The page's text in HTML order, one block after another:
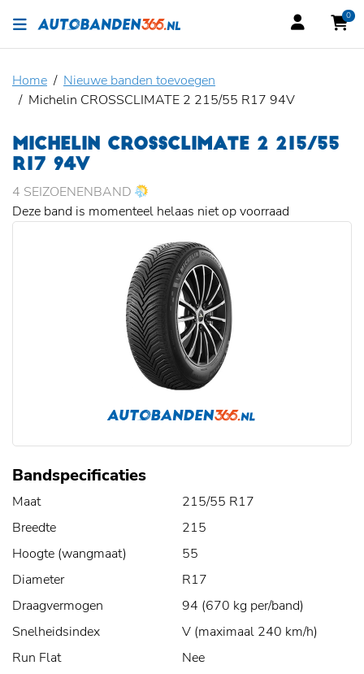
0
Home
Nieuwe banden toevoegen
Michelin CROSSCLIMATE 2 215/55 R17 94V
MICHELIN CROSSCLIMATE 2 215/55
R17 94V
4 SEIZOENENBAND
Deze band is momenteel helaas niet op voorraad
Bandspecificaties
Maat
215/55 R17
Breedte
215
Hoogte (wangmaat)
55
Diameter
R17
Draagvermogen
94 (670 kg per/band)
Snelheidsindex
V (maximaal 240 km/h)
Run Flat
Nee